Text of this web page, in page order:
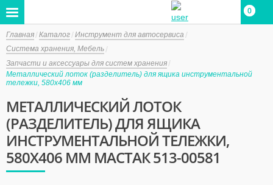
0
0
Главная Каталог Инструмент для автосервиса
Система хранения, Мебель
Запчасти и аксессуары для систем хранения
Металлический лоток (разделитель) для ящика инструментальной
тележки, 580х406 мм
МЕТАЛЛИЧЕСКИЙ ЛОТОК
(РАЗДЕЛИТЕЛЬ) ДЛЯ ЯЩИКА
ИНСТРУМЕНТАЛЬНОЙ ТЕЛЕЖКИ,
580Х406 ММ МАСТАК 513-00581